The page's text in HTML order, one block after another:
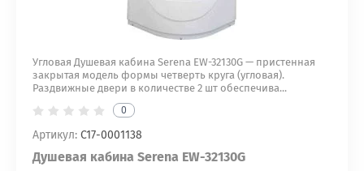
Угловая Душевая кабина Serena EW-32130G — пристенная
закрытая модель формы четверть круга (угловая).
Раздвижные двери в количестве 2 шт обеспечива...
0
Артикул: С17-0001138
Душевая кабина Serena EW-32130G